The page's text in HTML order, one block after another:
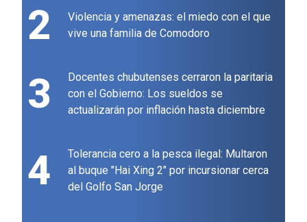
2
Violencia y amenazas: el miedo con el que
vive una familia de Comodoro
3
Docentes chubutenses cerraron la paritaria
con el Gobierno: Los sueldos se
actualizarán por inflación hasta diciembre
4
Tolerancia cero a la pesca ilegal: Multaron
al buque "Hai Xing 2" por incursionar cerca
del Golfo San Jorge